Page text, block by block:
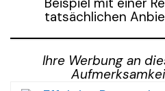
tatsächlichen
Ihre Werbung an